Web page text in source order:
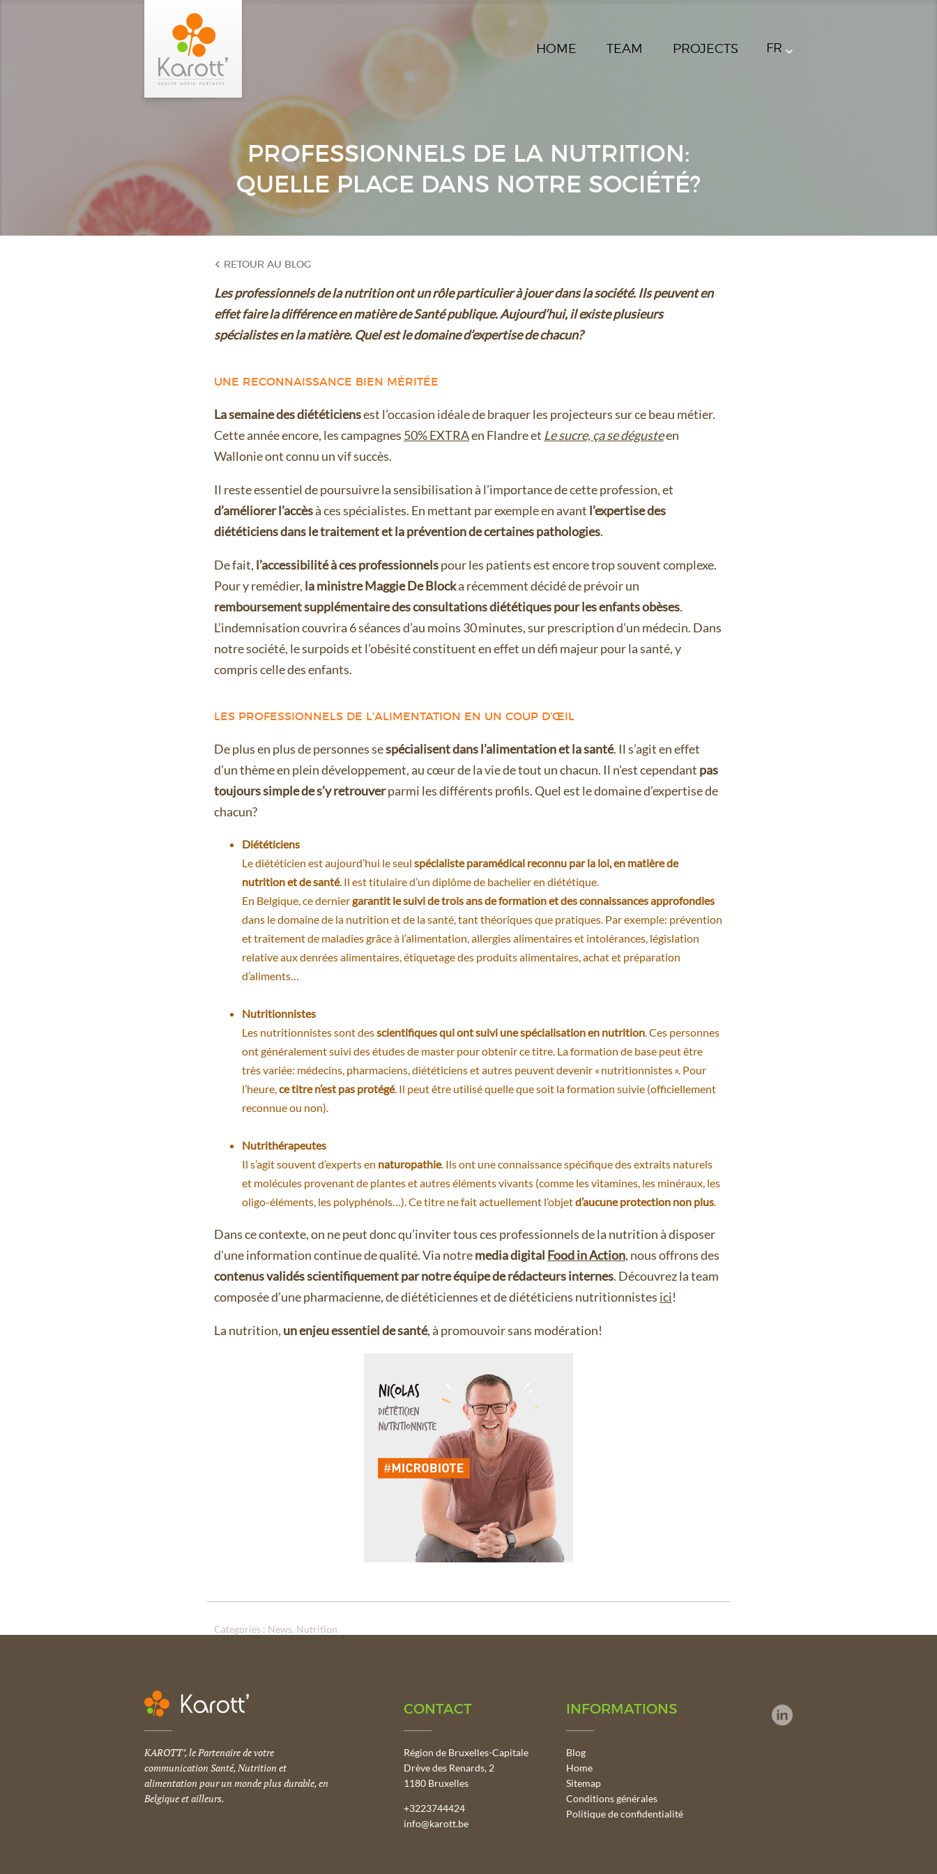
HOME TEAM PROJECTS FR
PROFESSIONNELS DE LA NUTRITION:
QUELLE PLACE DANS NOTRE SOCIÉTÉ?
RETOUR AU BLOG
Les professionnels de la nutrition ont un rôle particulier à jouer dans la société. Ils peuvent en
effet faire la différence en matière de Santé publique. Aujourd’hui, il existe plusieurs
spécialistes en la matière. Quel est le domaine d’expertise de chacun?
UNE RECONNAISSANCE BIEN MÉRITÉE
La semaine des diététiciensest l’occasion idéale de braquer les projecteurs sur ce beau métier.
Cette année encore, les campagnes 50% EXTRAen Flandre et Le sucre, ça se dégusteen
Wallonie ont connu un vif succès.
Il reste essentiel de poursuivre la sensibilisation à l’importance de cette profession, et
d’améliorer l’accèsà ces spécialistes. En mettant par exemple en avant l’expertise des
diététiciens dans le traitement et la prévention de certaines pathologies.
De fait, l’accessibilité à ces professionnelspour les patients est encore trop souvent complexe.
Pour y remédier, la ministre Maggie De Blocka récemment décidé de prévoir un
remboursement supplémentaire des consultations diététiques pour les enfants obèses.
L’indemnisation couvrira 6 séances d’au moins 30 minutes, sur prescription d’un médecin. Dans
notre société, le surpoids et l’obésité constituent en effet un défi majeur pour la santé, y
compris celle des enfants.
LES PROFESSIONNELS DE L’ALIMENTATION EN UN COUP D’ŒIL
De plus en plus de personnes sespécialisent dans l’alimentation et la santé. Il s’agit en effet
d’un thème en plein développement, au cœur de la vie de tout un chacun. Il n’est cependant pas
toujours simple de s’y retrouverparmi les différents profils. Quel est le domaine d’expertise de
chacun?
Diététiciens
Le diététicien est aujourd’hui le seul spécialiste paramédical reconnu par la loi, en matière de
nutrition et de santé. Il est titulaire d’un diplôme de bachelier en diététique.
En Belgique, ce derniergarantit le suivi de trois ans de formation et des connaissances approfondies
dans le domaine de la nutrition et de la santé, tant théoriques que pratiques. Par exemple: prévention
et traitement de maladies grâce à l’alimentation, allergies alimentaires et intolérances, législation
relative aux denrées alimentaires, étiquetage des produits alimentaires, achat et préparation
d’aliments…
Nutritionnistes
Les nutritionnistes sont desscientifiques qui ont suivi une spécialisation en nutrition. Ces personnes
ont généralement suivi des études de master pour obtenir ce titre. La formation de base peut être
très variée: médecins, pharmaciens, diététiciens et autres peuvent devenir « nutritionnistes ». Pour
l’heure,ce titre n’est pas protégé. Il peut être utilisé quelle que soit la formation suivie (officiellement
reconnue ou non).
Nutrithérapeutes
Il s’agit souvent d’experts en naturopathie. Ils ont une connaissance spécifique des extraits naturels
et molécules provenant de plantes et autres éléments vivants (comme les vitamines, les minéraux, les
oligo-éléments, les polyphénols…). Ce titre ne fait actuellement l’objetd’aucune protection non plus.
Dans ce contexte, on ne peut donc qu’inviter tous ces professionnels de la nutrition à disposer
d’une information continue de qualité. Via notremedia digital Food in Action, nous offrons des
contenus validés scientifiquement par notre équipe de rédacteurs internes. Découvrez la team
composée d’une pharmacienne, de diététiciennes et de diététiciens nutritionnistes ici!
La nutrition, un enjeu essentiel de santé, à promouvoir sans modération!
Categories : News Nutrition
KAROTT’, le Partenaire de votre
communication Santé, Nutrition et
alimentation pour un monde plus durable, en
Belgique et ailleurs.
CONTACT
Région de Bruxelles-Capitale
Drève des Renards, 2
1180 Bruxelles
+3223744424
info@karott.be
INFORMATIONS
Blog
Home
Sitemap
Conditions générales
Politique de confidentialité